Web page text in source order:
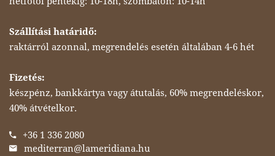
Szállítási határidő:
raktárról azonnal, megrendelés esetén általában 4-6 hét
Fizetés:
készpénz, bankkártya vagy átutalás, 60% megrendeléskor,
40% átvételkor.
+36 1 336 2080
mediterran@lameridiana.hu